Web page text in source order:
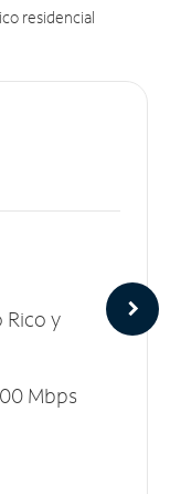
residencial
Rico y
Mbps